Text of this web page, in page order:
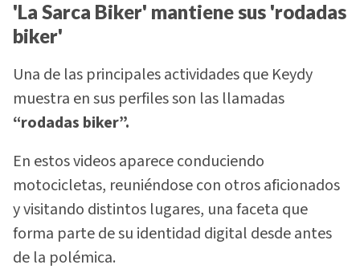
'La Sarca Biker' mantiene sus 'rodadas
biker'
Una de las principales actividades que Keydy
muestra en sus perfiles son las llamadas
“rodadas biker”.
En estos videos aparece conduciendo
motocicletas, reuniéndose con otros aficionados
y visitando distintos lugares, una faceta que
forma parte de su identidad digital desde antes
de la polémica.